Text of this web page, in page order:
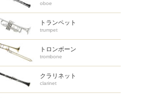
oboe
トランペット
trumpet
トロンボーン
trombone
クラリネット
clarinet